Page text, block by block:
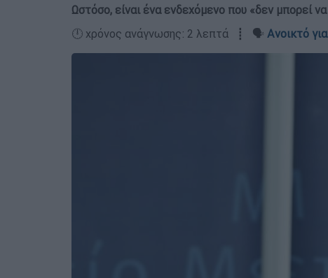
Ωστόσο, είναι ένα ενδεχόμενο που «δεν μπορεί
🕛 χρόνος ανάγνωσης: 2 λεπτά ┋ 🗣️ Ανοικτό